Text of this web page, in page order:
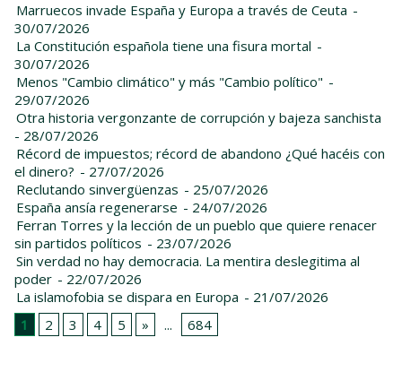
Marruecos invade España y Europa a través de Ceuta -
30/07/2026
La Constitución española tiene una fisura mortal -
30/07/2026
Menos "Cambio climático" y más "Cambio político" -
29/07/2026
Otra historia vergonzante de corrupción y bajeza sanchista
- 28/07/2026
Récord de impuestos; récord de abandono ¿Qué hacéis con
el dinero? - 27/07/2026
Reclutando sinvergüenzas - 25/07/2026
España ansía regenerarse - 24/07/2026
Ferran Torres y la lección de un pueblo que quiere renacer
sin partidos políticos - 23/07/2026
Sin verdad no hay democracia. La mentira deslegitima al
poder - 22/07/2026
La islamofobia se dispara en Europa - 21/07/2026
1
2 3 4 5 » ... 684